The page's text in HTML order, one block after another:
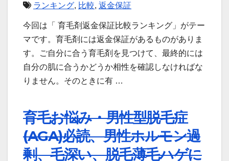
ランキング, 比較, 返金保証
今回は「 育毛剤返金保証比較ランキング」がテー
マです。育毛剤には返金保証があるものがありま
す。ご自分に合う育毛剤を見つけて、最終的には
自分の肌に合うかどうか相性を確認しなければな
りません。そのときに有 …
育毛お悩み・男性型脱毛症
(AGA)必読、男性ホルモン過
剰、毛深い、脱毛薄毛ハゲに